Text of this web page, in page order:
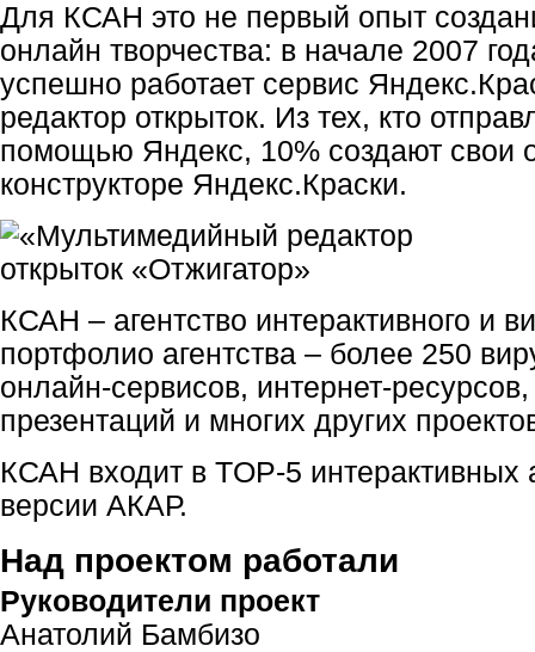
Для КСАН это не первый опыт
онлайн творчества: в начале 2007
успешно работает сервис
редактор открыток. Из тех, кто
помощью Яндекс, 10% создают свои
конструкторе Яндекс.Краски.
КСАН – агентство интерактивного и
портфолио агентства – более 250
онлайн-сервисов, интернет-
презентаций и многих других
КСАН входит в TOP-5 интерактивных
версии АКАР.
Над проектом работали
Руководители проект
Анатолий Бамбизо